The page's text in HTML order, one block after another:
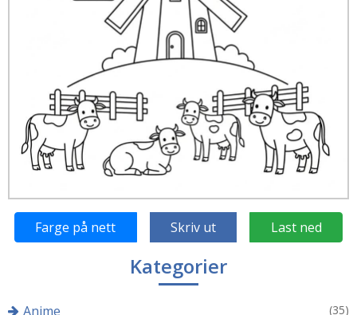
Farge på nett Skriv ut Last ned
Kategorier
Anime (35)